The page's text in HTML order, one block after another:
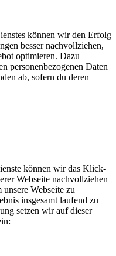
können wir den Erfolg
besser nachvollziehen,
optimieren. Dazu
personenbezogenen Daten
ab, sofern du deren
können wir das Klick-
Webseite nachvollziehen
Webseite zu
insgesamt laufend zu
setzen wir auf dieser